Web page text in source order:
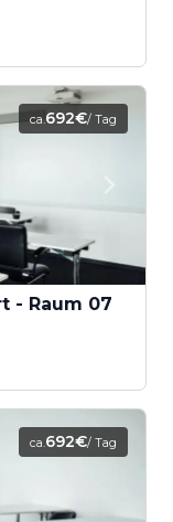
ca.692€/ Tag
- Raum 07
ca.692€/ Tag